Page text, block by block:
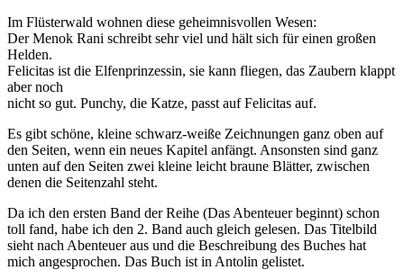
Im Flüsterwald wohnen diese geheimnisvollen Wesen:
Der Menok Rani schreibt sehr viel und hält sich für einen großen
Helden.
Felicitas ist die Elfenprinzessin, sie kann fliegen, das Zaubern klappt
aber noch
nicht so gut. Punchy, die Katze, passt auf Felicitas auf.
Es gibt schöne, kleine schwarz-weiße Zeichnungen ganz oben auf
den Seiten, wenn ein neues Kapitel anfängt. Ansonsten sind ganz
unten auf den Seiten zwei kleine leicht braune Blätter, zwischen
denen die Seitenzahl steht.
Da ich den ersten Band der Reihe (Das Abenteuer beginnt) schon
toll fand, habe ich den 2. Band auch gleich gelesen. Das Titelbild
sieht nach Abenteuer aus und die Beschreibung des Buches hat
mich angesprochen. Das Buch ist in Antolin gelistet.